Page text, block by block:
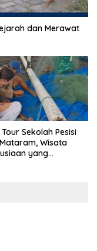
dan Merawat
Sekolah Pesisi
Wisata
yang